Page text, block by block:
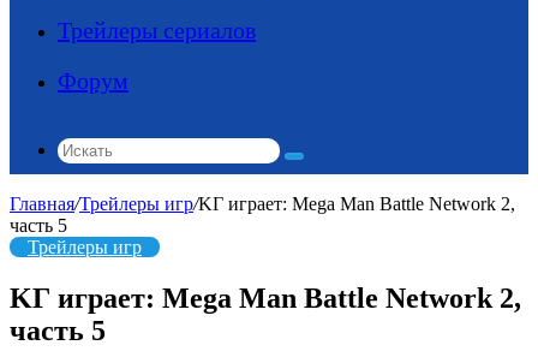
Трейлеры сериалов
Форум
Искать
Главная/Трейлеры игр/KГ игpaeт: Mega Man Battle Network 2,
часть 5
Трейлеры игр
KГ игpaeт: Mega Man Battle Network 2,
часть 5